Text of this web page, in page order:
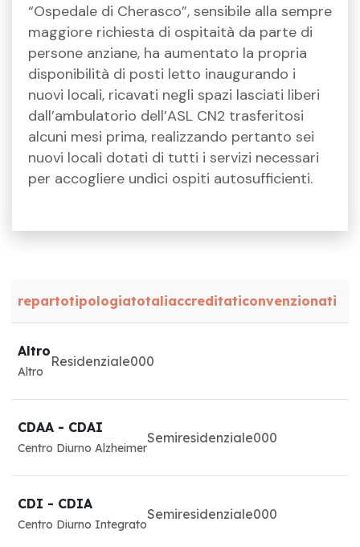
“Ospedale di Cherasco”, sensibile alla sempre
maggiore richiesta di ospitaità da parte di
persone anziane, ha aumentato la propria
disponibilità di posti letto inaugurando i
nuovi locali, ricavati negli spazi lasciati liberi
dall’ambulatorio dell’ASL CN2 trasferitosi
alcuni mesi prima, realizzando pertanto sei
nuovi locali dotati di tutti i servizi necessari
per accogliere undici ospiti autosufficienti.
repartotipologiatotaliaccreditaticonvenzionati
Altro
Altro
Residenziale000
CDAA - CDAI
Centro Diurno Alzheimer
Semiresidenziale000
CDI - CDIA
Centro Diurno Integrato
Semiresidenziale000